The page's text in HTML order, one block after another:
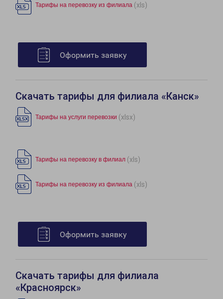
Тарифы на перевозку из филиала (xls)
Оформить заявку
Скачать тарифы для филиала «Канск»
Тарифы на услуги перевозки (xlsx)
Тарифы на перевозку в филиал (xls)
Тарифы на перевозку из филиала (xls)
Оформить заявку
Скачать тарифы для филиала
«Красноярск»